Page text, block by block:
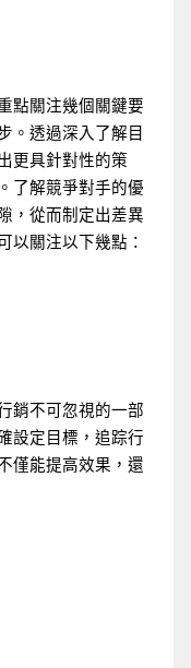
點關注幾個關鍵要
。透過深入了解目
更具針對性的策
了解競爭對手的優
，從而制定出差異
以關注以下幾點：
銷不可忽視的一部
設定目標，追踪行
僅能提高效果，還